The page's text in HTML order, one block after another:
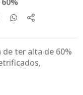
ter alta de 60%